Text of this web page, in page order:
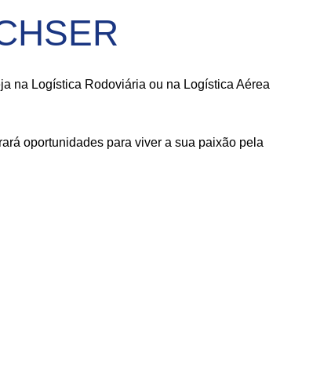
na Logística Rodoviária ou na Logística Aérea
oportunidades para viver a sua paixão pela